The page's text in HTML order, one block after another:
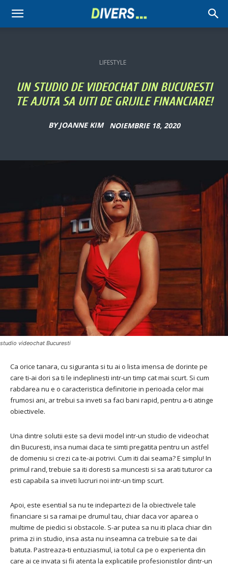
Divers
LIFESTYLE
UN STUDIO DE VIDEOCHAT DIN BUCURESTI
TE AJUTA SA UITI DE GRIJILE FINANCIARE!
BY JOANNE KIM NOIEMBRIE 18, 2020
studio videochat Bucuresti
Ca orice tanara, cu siguranta si tu ai o lista imensa de dorinte pe
care ti-ai dori sa ti le indeplinesti intr-un timp cat mai scurt. Si cum
rabdarea nu e o caracteristica definitorie in perioada celor mai
frumosi ani, ar trebui sa inveti sa faci bani rapid, pentru a-ti atinge
obiectivele.
Una dintre solutii este sa devii model intr-un studio de videochat
din Bucuresti, insa numai daca te simti pregatita pentru un astfel
de domeniu si crezi ca te-ai potrivi. Cum iti dai seama? E simplu! In
primul rand, trebuie sa iti doresti sa muncesti si sa arati tuturor ca
esti capabila sa inveti lucruri noi intr-un timp scurt.
Apoi, este esential sa nu te indepartezi de la obiectivele tale
financiare si sa ramai pe drumul tau, chiar daca vor aparea o
multime de piedici si obstacole. S-ar putea sa nu iti placa chiar din
prima zi in studio, insa asta nu inseamna ca trebuie sa te dai
batuta. Pastreaza-ti entuziasmul, ia totul ca pe o experienta din
care ai ce invata si fii atenta la explicatiile profesionistilor dintr-un